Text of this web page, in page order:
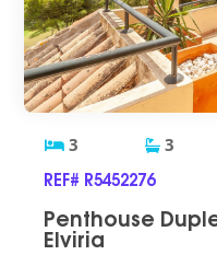
3 3
REF# R5452276
Penthouse
Elviria